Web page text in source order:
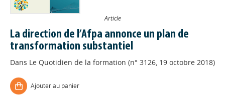
Article
La direction de l’Afpa annonce un plan de
transformation substantiel
Dans Le Quotidien de la formation (n° 3126, 19 octobre 2018)
Ajouter au panier